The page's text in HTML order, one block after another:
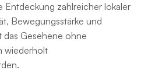
Entdeckung zahlreicher lokaler
Bewegungsstärke und
das Gesehene ohne
wiederholt